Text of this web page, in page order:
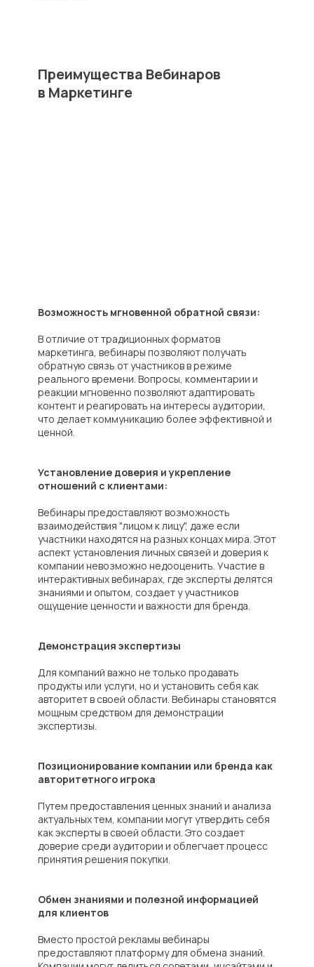
Преимущества Вебинаров
в Маркетинге
Возможность мгновенной обратной связи:
В отличие от традиционных форматов
маркетинга, вебинары позволяют получать
обратную связь от участников в режиме
реального времени. Вопросы, комментарии и
реакции мгновенно позволяют адаптировать
контент и реагировать на интересы аудитории,
что делает коммуникацию более эффективной и
ценной.
Установление доверия и укрепление
отношений с клиентами:
Вебинары предоставляют возможность
взаимодействия "лицом к лицу", даже если
участники находятся на разных концах мира. Этот
аспект установления личных связей и доверия к
компании невозможно недооценить. Участие в
интерактивных вебинарах, где эксперты делятся
знаниями и опытом, создает у участников
ощущение ценности и важности для бренда.
Демонстрация экспертизы
Для компаний важно не только продавать
продукты или услуги, но и установить себя как
авторитет в своей области. Вебинары становятся
мощным средством для демонстрации
экспертизы.
Позиционирование компании или бренда как
авторитетного игрока
Путем предоставления ценных знаний и анализа
актуальных тем, компании могут утвердить себя
как эксперты в своей области. Это создает
доверие среди аудитории и облегчает процесс
принятия решения покупки.
Обмен знаниями и полезной информацией
для клиентов
Вместо простой рекламы вебинары
предоставляют платформу для обмена знаний.